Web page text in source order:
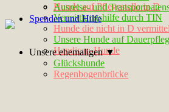
Hunde auf Pflegestelle in D
Vermittlungshilfe durch TIN
Hunde die nicht in D
Unsere Hunde auf
Handicap-Hunde
Ausreise- und
Spenden und Hilfe
Unsere ehemaligen ▼
Glückshunde
Regenbogenbrücke